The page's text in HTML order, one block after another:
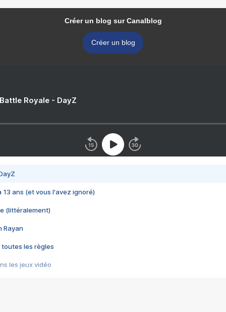
Créer un blog sur Canalblog
Créer un blog
Royale - DayZ
13 ans (et vous l'avez ignoré)
(littéralement)
Rayan
toutes les règles
les jeux vidéo